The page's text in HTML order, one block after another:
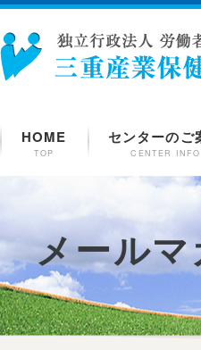
HOME
TOP
センターのご
CENTER INFO
メールマ